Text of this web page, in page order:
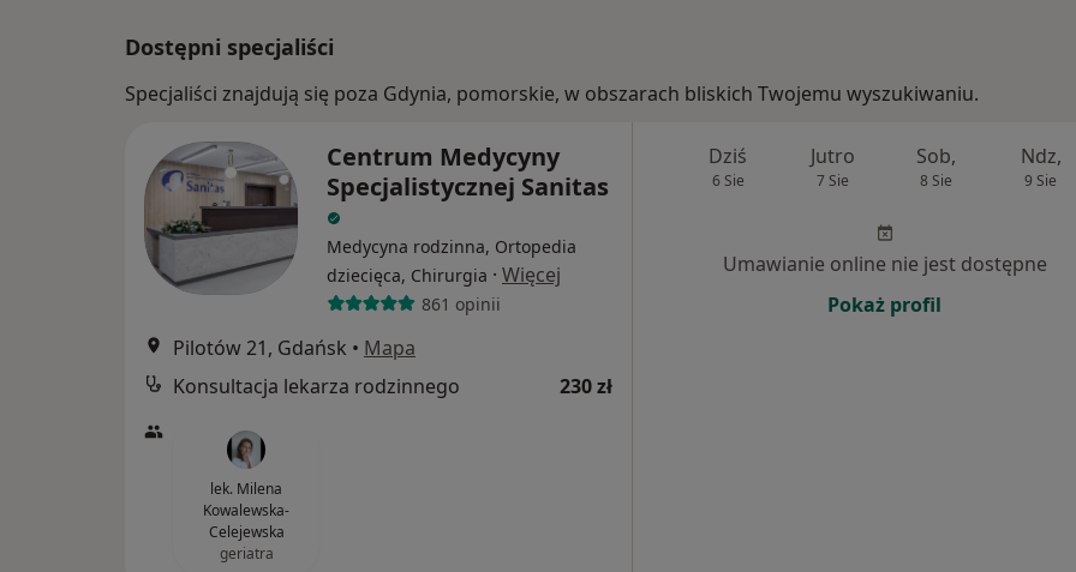
Dostępni specjaliści
Specjaliści znajdują się poza Gdynia, pomorskie, w obszarach bliskich Twojemu wyszukiwaniu.
Centrum Medycyny
Specjalistycznej Sanitas
Medycyna rodzinna, Ortopedia
dziecięca, Chirurgia · Więcej
861 opinii
Pilotów 21, Gdańsk • Mapa
Konsultacja lekarza rodzinnego
230 zł
lek. Milena
Kowalewska-
Celejewska
geriatra
Dziś
6 Sie
Jutro
7 Sie
Sob,
8 Sie
Ndz,
9 Sie
Umawianie online nie jest dostępne
Pokaż profil